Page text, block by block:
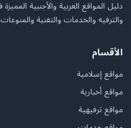
دليل المواقع العربية والأجنبية
والترفيه والخدمات والتقنية
الأقسام
مواقع إسلامية
مواقع أخبارية
مواقع ترفيهية